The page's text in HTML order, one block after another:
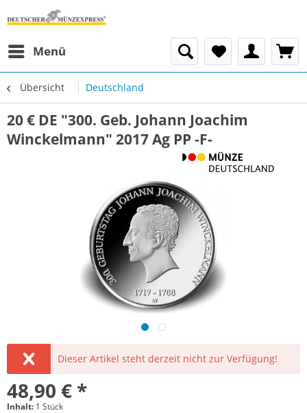
Menü
Übersicht Deutschland
20 € DE "300. Geb. Johann Joachim
Winckelmann" 2017 Ag PP -F-
Dieser Artikel steht derzeit nicht zur Verfügung!
48,90 € *
Inhalt: 1 Stück